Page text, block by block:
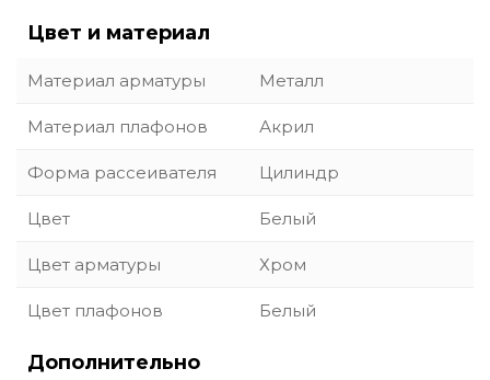
Цвет и материал
Материал арматуры Металл
Материал плафонов Акрил
Форма рассеивателя Цилиндр
Цвет Белый
Цвет арматуры Хром
Цвет плафонов Белый
Дополнительно